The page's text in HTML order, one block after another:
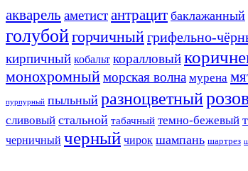
акварель аметистантрацит баклажанный
голубойгорчичныйгрифельно-
кирпичный кобальт коралловый
монохромныйморская волна мурена
пурпурный пыльный разноцветный
сливовый стальной табачный темно-бежевый
черничный черный чирок шампань шартрез